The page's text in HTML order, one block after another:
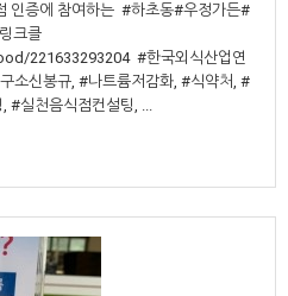
인증에 참여하는 #하초동#우정가든#
크클
221633293204 #한국외식산업연
소신봉규, #나트륨저감화, #식약처, #
#실천음식점컨설팅, ...